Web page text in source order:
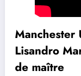
Manchester
Lisandro
de maître